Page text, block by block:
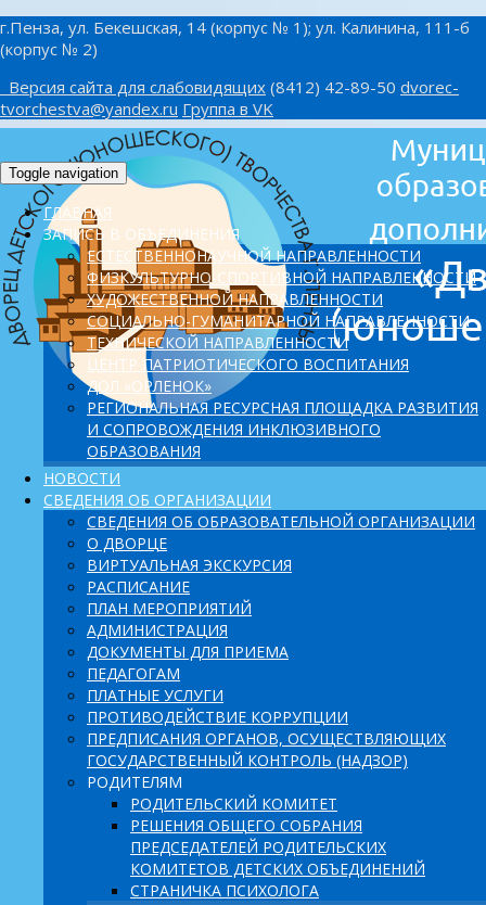
г.Пенза, ул. Бекешская, 14 (корпус № 1); ул. Калинина, 111-б
(корпус № 2)
Версия сайта для слабовидящих (8412) 42-89-50 dvorec-
tvorchestva@yandex.ru Группа в VK
Toggle navigation
ГЛАВНАЯ
ЗАПИСЬ В ОБЪЕДИНЕНИЯ
ЕСТЕСТВЕННОНАУЧНОЙ НАПРАВЛЕННОСТИ
ФИЗКУЛЬТУРНО-СПОРТИВНОЙ НАПРАВЛЕННОСТИ
ХУДОЖЕСТВЕННОЙ НАПРАВЛЕННОСТИ
СОЦИАЛЬНО-ГУМАНИТАРНОЙ НАПРАВЛЕННОСТИ
ТЕХНИЧЕСКОЙ НАПРАВЛЕННОСТИ
ЦЕНТР ПАТРИОТИЧЕСКОГО ВОСПИТАНИЯ
ДОЛ «ОРЛЕНОК»
PЕГИОНАЛЬНАЯ РЕСУРСНАЯ ПЛОЩАДКА РАЗВИТИЯ
И СОПРОВОЖДЕНИЯ ИНКЛЮЗИВНОГО
ОБРАЗОВАНИЯ
НОВОСТИ
СВЕДЕНИЯ ОБ ОРГАНИЗАЦИИ
СВЕДЕНИЯ ОБ ОБРАЗОВАТЕЛЬНОЙ ОРГАНИЗАЦИИ
О ДВОРЦЕ
ВИРТУАЛЬНАЯ ЭКСКУРСИЯ
РАСПИСАНИЕ
ПЛАН МЕРОПРИЯТИЙ
АДМИНИСТРАЦИЯ
ДОКУМЕНТЫ ДЛЯ ПРИЕМА
ПЕДАГОГАМ
ПЛАТНЫЕ УСЛУГИ
ПРОТИВОДЕЙСТВИЕ КОРРУПЦИИ
ПРЕДПИСАНИЯ ОРГАНОВ, ОСУЩЕСТВЛЯЮЩИХ
ГОСУДАРСТВЕННЫЙ КОНТРОЛЬ (НАДЗОР)
РОДИТЕЛЯМ
РОДИТЕЛЬСКИЙ КОМИТЕТ
РЕШЕНИЯ ОБЩЕГО СОБРАНИЯ
ПРЕДСЕДАТЕЛЕЙ РОДИТЕЛЬСКИХ
КОМИТЕТОВ ДЕТСКИХ ОБЪЕДИНЕНИЙ
СТРАНИЧКА ПСИХОЛОГА